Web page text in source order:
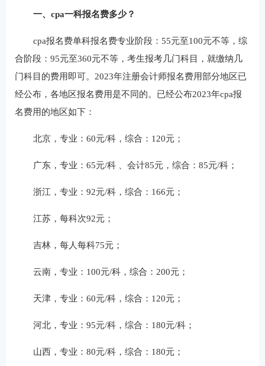
一、cpa一科报名费多少？
cpa报名费单科报名费专业阶段：55元至100元不等，综
合阶段：95元至360元不等，考生报考几门科目，就缴纳几
门科目的费用即可。2023年注册会计师报名费用部分地区已
经公布，各地区报名费用是不同的。已经公布2023年cpa报
名费用的地区如下：
北京，专业：60元/科，综合：120元；
广东，专业：65元/科 、会计85元，综合：85元/科；
浙江，专业：92元/科，综合：166元；
江苏，每科次92元；
吉林，每人每科75元；
云南，专业：100元/科，综合：200元；
天津，专业：60元/科，综合：120元；
河北，专业：95元/科，综合：180元/科；
山西，专业：80元/科，综合：180元；